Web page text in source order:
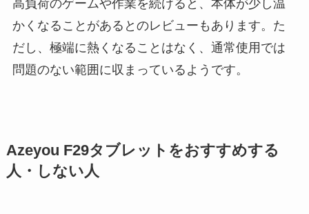
高負荷のゲームや作業を続けると、本体が少し温
かくなることがあるとのレビューもあります。た
だし、極端に熱くなることはなく、通常使用では
問題のない範囲に収まっているようです。
Azeyou F29タブレットをおすすめする
人・しない人